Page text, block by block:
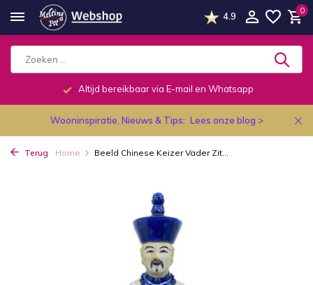
4.9
0
Altijd bereikbaar via E-mail en Whatsapp
Wooninspiratie, Nieuws & Tips: Lees onze blog >
Terug Home Beeld Chinese Keizer Vader Zit...